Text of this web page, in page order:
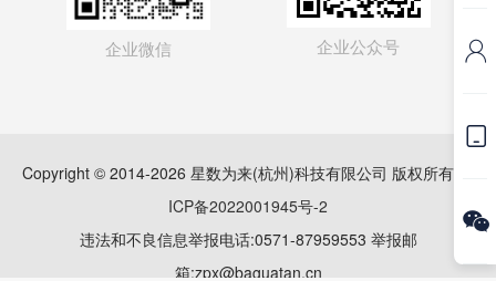
企业微信 企业公众号
Copyright © 2014-2026 星数为来(杭州)科技有限公司 版权所有
ICP备2022001945号-2
违法和不良信息举报电话:0571-87959553 举报邮
箱:zpx@baguatan.cn


